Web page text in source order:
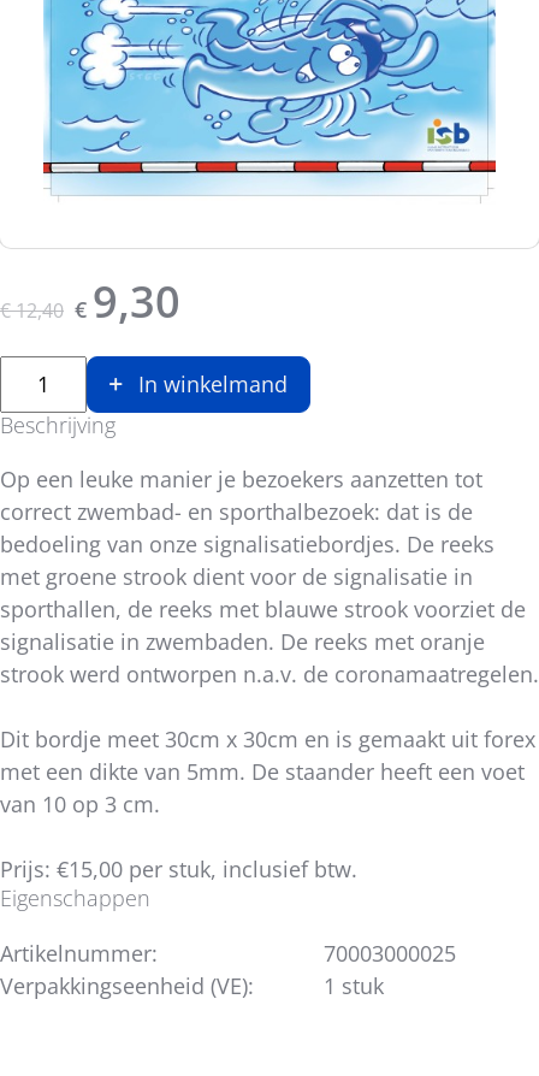
Originele prijs was:
€12,40 , Huidige prijs is:
€ 9,30
In winkelmand
Beschrijving
Op een leuke manier je bezoekers aanzetten tot
correct zwembad- en sporthalbezoek: dat is de
bedoeling van onze signalisatiebordjes. De reeks
met groene strook dient voor de signalisatie in
sporthallen, de reeks met blauwe strook voorziet de
signalisatie in zwembaden. De reeks met oranje
strook werd ontworpen n.a.v. de coronamaatregelen.
Dit bordje meet 30cm x 30cm en is gemaakt uit forex
met een dikte van 5mm. De staander heeft een voet
van 10 op 3 cm.
Prijs: €15,00 per stuk, inclusief btw.
Eigenschappen
Artikelnummer:
70003000025
Verpakkingseenheid (VE):
1 stuk